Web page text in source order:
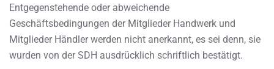
Entgegenstehende oder abweichende
Geschäftsbedingungen der Mitglieder Handwerk und
Mitglieder Händler werden nicht anerkannt, es sei denn, sie
wurden von der SDH ausdrücklich schriftlich bestätigt.